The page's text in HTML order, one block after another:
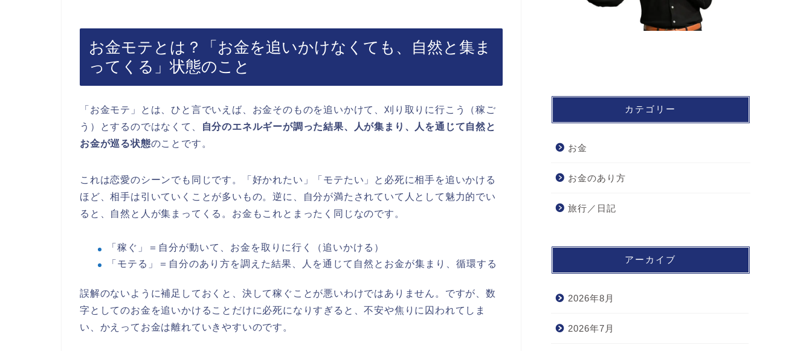
お金モテとは？「お金を追いかけなくても、自然と集ま
ってくる」状態のこと
「お金モテ」とは、ひと言でいえば、お金そのものを追いかけて、刈り取りに行こう（稼ご
う）とするのではなくて、
自分のエネルギーが調った結果、人が集まり、人を通じて自然と
お金が巡る状態のことです。
これは恋愛のシーンでも同じです。「好かれたい」「モテたい」と必死に相手を追いかける
ほど、相手は引いていくことが多いもの。逆に、自分が満たされていて人として魅力的でい
ると、自然と人が集まってくる。お金もこれとまったく同じなのです。
「稼ぐ」＝自分が動いて、お金を取りに行く（追いかける）
「モテる」＝自分のあり方を調えた結果、人を通じて自然とお金が集まり、循環する
誤解のないように補足しておくと、決して稼ぐことが悪いわけではありません。ですが、数
字としてのお金を追いかけることだけに必死になりすぎると、不安や焦りに囚われてしま
い、かえってお金は離れていきやすいのです。
カテゴリー
お金
お金のあり方
旅行／日記
アーカイブ
2026年8月
2026年7月